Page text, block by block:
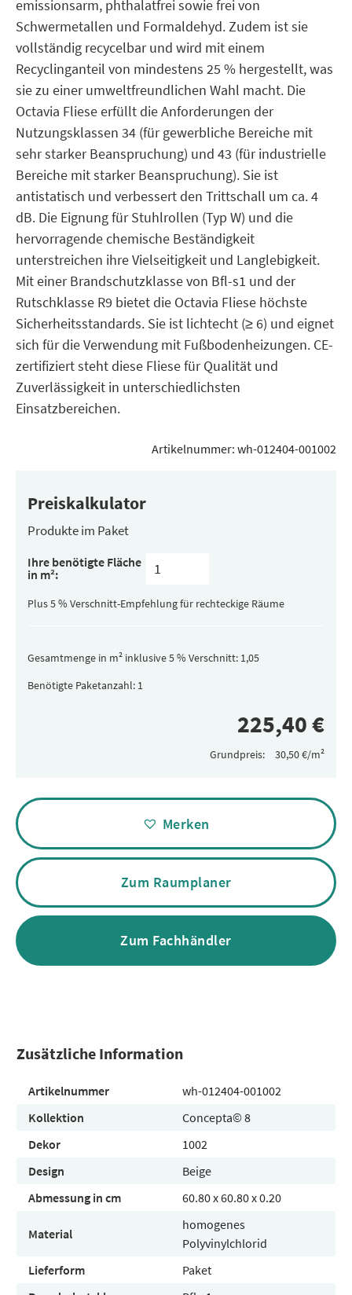
emissionsarm, phthalatfrei sowie frei von
Schwermetallen und Formaldehyd. Zudem ist sie
vollständig recycelbar und wird mit einem
Recyclinganteil von mindestens 25 % hergestellt, was
sie zu einer umweltfreundlichen Wahl macht. Die
Octavia Fliese erfüllt die Anforderungen der
Nutzungsklassen 34 (für gewerbliche Bereiche mit
sehr starker Beanspruchung) und 43 (für industrielle
Bereiche mit starker Beanspruchung). Sie ist
antistatisch und verbessert den Trittschall um ca. 4
dB. Die Eignung für Stuhlrollen (Typ W) und die
hervorragende chemische Beständigkeit
unterstreichen ihre Vielseitigkeit und Langlebigkeit.
Mit einer Brandschutzklasse von Bfl-s1 und der
Rutschklasse R9 bietet die Octavia Fliese höchste
Sicherheitsstandards. Sie ist lichtecht (≥ 6) und eignet
sich für die Verwendung mit Fußbodenheizungen. CE-
zertifiziert steht diese Fliese für Qualität und
Zuverlässigkeit in unterschiedlichsten
Einsatzbereichen.
Artikelnummer: wh-012404-001002
Preiskalkulator
Produkte im Paket
Inhalt
pro
Paket
Ihre benötigte Fläche
in m²:
Plus 5 % Verschnitt-Empfehlung für rechteckige Räume
Gesamtmenge in m² inklusive 5 % Verschnitt:
Benötigte Paketanzahl:
Grundpreis:
Alternative:
Merken
Zum Raumplaner
Zum Fachhändler
Zusätzliche Information
Artikelnummer
wh-012404-001002
Kollektion
Concepta© 8
Dekor
1002
Design
Beige
Abmessung in cm
60.80 x 60.80 x 0.20
Material
homogenes
Polyvinylchlorid
Lieferform
Paket